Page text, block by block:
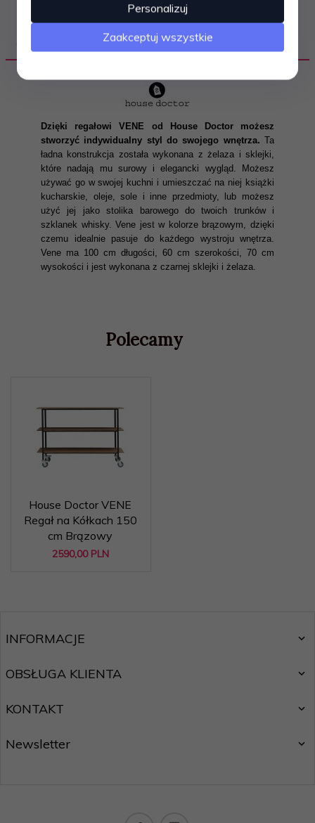
OPIS PRODUKTU
Dzięki regałowi VENE od House Doctor możesz
stworzyć indywidualny styl do swojego wnętrza. Ta
ładna konstrukcja została wykonana z żelaza i sklejki,
które nadają mu surowy i elegancki wygląd. Możesz
używać go w swojej kuchni i umieszczać na niej książki
kucharskie, oleje, sole i inne przedmioty, lub możesz
użyć jej jako stolika barowego do twoich trunków i
szklanek whisky. Vene jest w kolorze brązowym, dzięki
czemu idealnie pasuje do każdego wystroju wnętrza.
Vene ma 100 cm długości, 60 cm szerokości, 70 cm
wysokości i jest wykonana z czarnej sklejki i żelaza.
Polecamy
House Doctor VENE
Regał na Kółkach 150
cm Brązowy
2590,00 PLN
INFORMACJE
OBSŁUGA KLIENTA
KONTAKT
Newsletter
Personalizuj
Zaakceptuj wszystkie